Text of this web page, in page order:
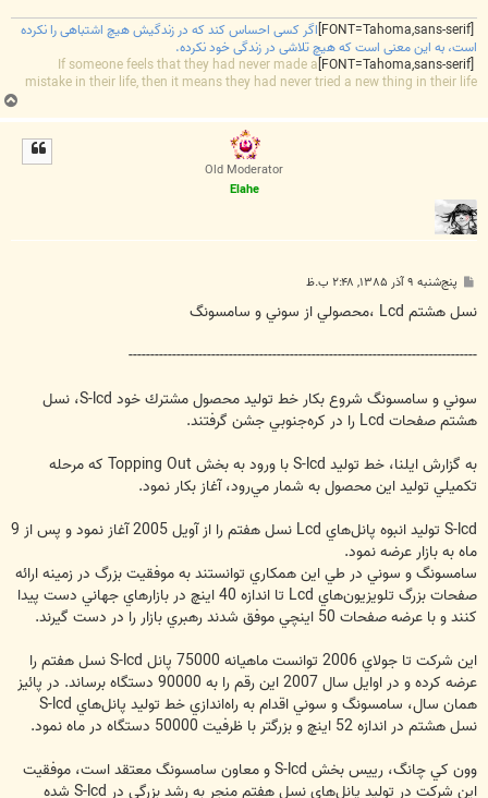
اگر کسی احساس کند که در زندگیش هیچ اشتباهی را نکرده
است، به این معنی است که هیچ تلاشی در زندگی خود نکرده.
If someone feels that they had never made a
mistake in their life, then it means they had never tried a new thing in their life
ب
ا
Old Moderator
Elahe
پ
ت
پنج‌شنبه ۹ آذر ۱۳۸۵, ۲:۴۸ ب.ظ
نسل هشتم Lcd ،محصولي از سوني و سامسونگ
--------------------------------------------------------------------------------
سوني و سامسونگ شروع بكار خط توليد محصول مشترك خود S-lcd، نسل
هشتم صفحات Lcd را در كره‌جنوبي جشن گرفتند.
به گزارش ايلنا، خط توليد S-lcd با ورود به بخش Topping Out كه مرحله
تكميلي توليد اين محصول به شمار مي‌رود، آغاز بكار نمود.
S-lcd توليد انبوه پانل‌‏هاي Lcd نسل هفتم را از آويل 2005 آغاز نمود و پس از 9
ماه به بازار عرضه نمود.
سامسونگ و سوني در طي اين همكاري توانستند به موفقيت بزرگ در زمينه ارائه
صفحات بزرگ تلويزيون‌‏هاي Lcd تا اندازه 40 اينچ در بازارهاي جهاني دست پيدا
كنند و با عرضه صفحات 50 اينچي موفق شدند رهبري بازار را در دست گيرند.
اين شركت تا جولاي 2006 توانست ماهيانه 75000 پانل S-lcd نسل هفتم را
عرضه كرده و در اوايل سال 2007 اين رقم را به 90000 دستگاه برساند. در پائيز
همان سال، سامسونگ و سوني اقدام به راه‌‏اندازي خط توليد پانل‌‏هاي S-lcd
نسل هشتم در اندازه 52 اينچ و بزرگتر با ظرفيت 50000 دستگاه در ماه نمود.
وون كي چانگ، رييس بخش S-lcd و معاون سامسونگ معتقد است، موفقيت
اين شركت در توليد پانل‌‏هاي نسل هفتم منجر به رشد بزرگي در S-lcd شده